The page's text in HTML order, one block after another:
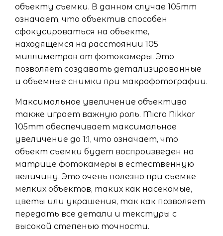
объекту съемки. В данном случае 105mm
означает, что объектив способен
сфокусироваться на объекте,
находящемся на расстоянии 105
миллиметров от фотокамеры. Это
позволяет создавать детализированные
и объемные снимки при макрофотографии.
Максимальное увеличение объектива
также играет важную роль. Micro Nikkor
105mm обеспечивает максимальное
увеличение до 1:1, что означает, что
объект съемки будет воспроизведен на
матрице фотокамеры в естественную
величину. Это очень полезно при съемке
мелких объектов, таких как насекомые,
цветы или украшения, так как позволяет
передать все детали и текстуры с
высокой степенью точности.